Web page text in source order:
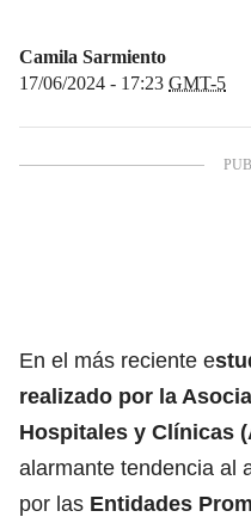
Camila Sarmiento
17/06/2024 - 17:23 GMT-5
En el más reciente e
realizado por la
Hospitales y Clínicas
alarmante tendencia al
por las Entidades